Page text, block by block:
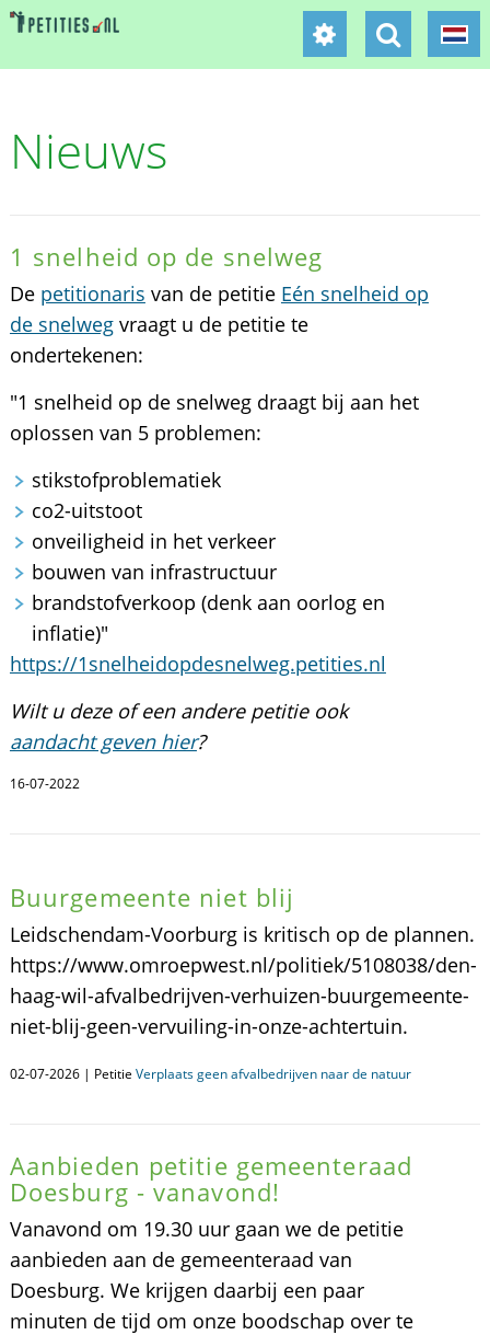
Nieuws
1 snelheid op de snelweg
De petitionaris van de petitie Eén snelheid op
de snelwegvraagt u de petitie te
ondertekenen:
"1 snelheid op de snelweg draagt bij aan het
oplossen van 5 problemen:
stikstofproblematiek
co2-uitstoot
onveiligheid in het verkeer
bouwen van infrastructuur
brandstofverkoop (denk aan oorlog en
inflatie)"
https://1snelheidopdesnelweg.petities.nl
Wilt u deze of een andere petitie ook
aandacht geven hier?
16-07-2022
Buurgemeente niet blij
Leidschendam-Voorburg is kritisch op de plannen.
https://www.omroepwest.nl/politiek/5108038/den-
haag-wil-afvalbedrijven-verhuizen-buurgemeente-
niet-blij-geen-vervuiling-in-onze-achtertuin.
02-07-2026 | Petitie Verplaats geen afvalbedrijven naar de natuur
Aanbieden petitie gemeenteraad
Doesburg - vanavond!
Vanavond om 19.30 uur gaan we de petitie
aanbieden aan de gemeenteraad van
Doesburg. We krijgen daarbij een paar
minuten de tijd om onze boodschap over te